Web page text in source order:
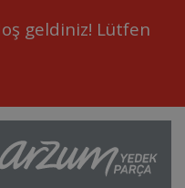
geldiniz! Lütfen